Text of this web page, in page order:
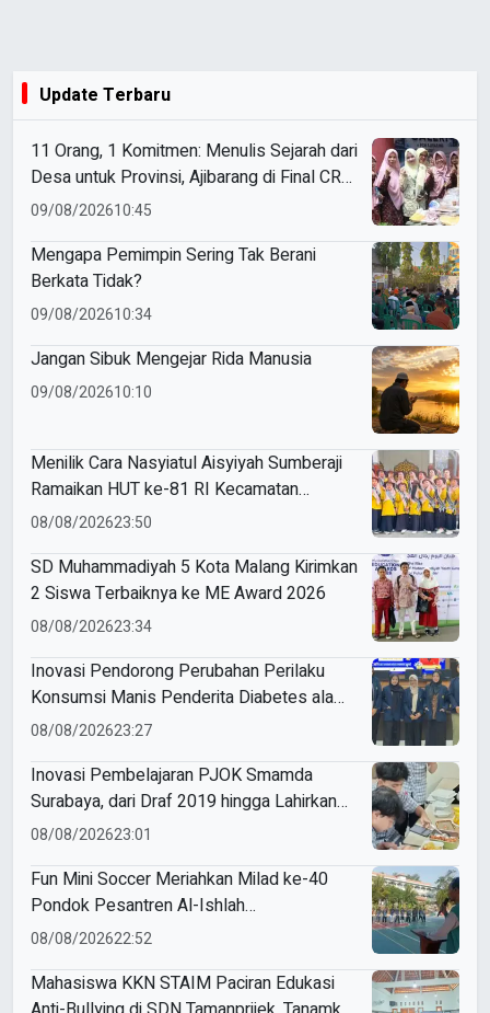
Update Terbaru
11 Orang, 1 Komitmen: Menulis Sejarah dari
Desa untuk Provinsi, Ajibarang di Final CRM
2026
09/08/202610:45
Mengapa Pemimpin Sering Tak Berani
Berkata Tidak?
09/08/202610:34
Jangan Sibuk Mengejar Rida Manusia
09/08/202610:10
Menilik Cara Nasyiatul Aisyiyah Sumberaji
Ramaikan HUT ke-81 RI Kecamatan
Sukodadi
08/08/202623:50
SD Muhammadiyah 5 Kota Malang Kirimkan
2 Siswa Terbaiknya ke ME Award 2026
08/08/202623:34
Inovasi Pendorong Perubahan Perilaku
Konsumsi Manis Penderita Diabetes ala
Mahasiswa Unesa
08/08/202623:27
Inovasi Pembelajaran PJOK Smamda
Surabaya, dari Draf 2019 hingga Lahirkan
Modul Gizi Digital
08/08/202623:01
Fun Mini Soccer Meriahkan Milad ke-40
Pondok Pesantren Al-Ishlah
Sendangagung
08/08/202622:52
Mahasiswa KKN STAIM Paciran Edukasi